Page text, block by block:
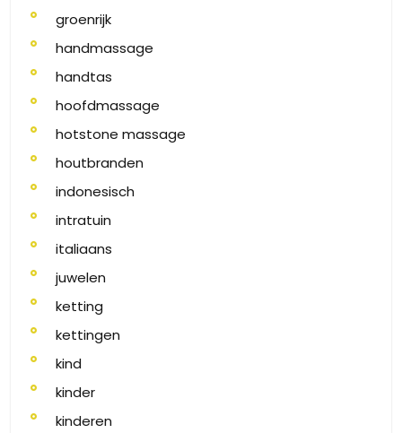
groenrijk
handmassage
handtas
hoofdmassage
hotstone massage
houtbranden
indonesisch
intratuin
italiaans
juwelen
ketting
kettingen
kind
kinder
kinderen